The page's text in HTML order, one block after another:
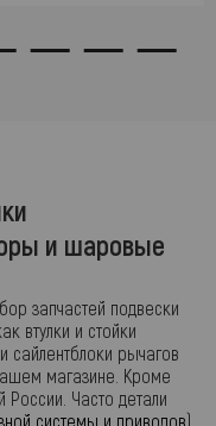
и шаровые
запчастей подвески
втулки и стойки
сайлентблоки рычагов
магазине. Кроме
России. Часто детали
системы и приводов).